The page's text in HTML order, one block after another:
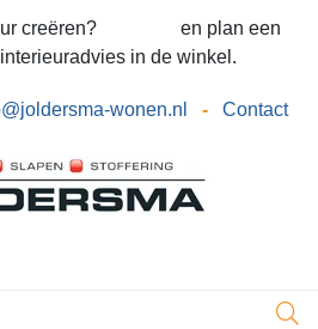
creëren?
en plan een
in de winkel.
wonen.nl - Contact